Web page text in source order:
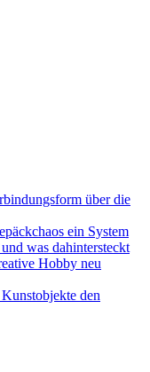
über die
ein System
was dahintersteckt
Hobby neu
den